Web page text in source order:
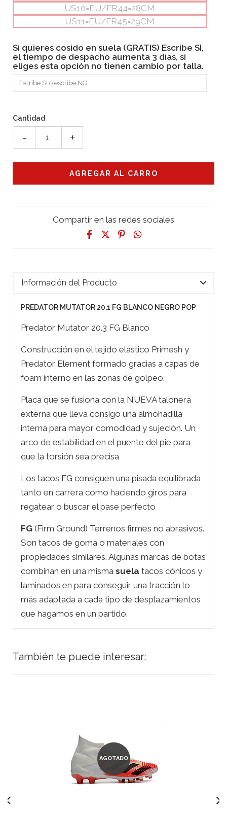
US10=EU/FR44=28CM
US11=EU/FR45=29CM
Si quieres cosido en suela (GRATIS) Escribe SI,
el tiempo de despacho aumenta 3 días, si
eliges esta opción no tienen cambio por talla.
Cantidad
- +
Compartir en las redes sociales
Información del Producto
PREDATOR MUTATOR 20.1 FG BLANCO NEGRO POP
Predator Mutator 20.3 FG Blanco
Construcción en el tejido elástico Primesh y
Predator Element formado gracias a capas de
foam interno en las zonas de golpeo.
Placa que se fusiona con la NUEVA talonera
externa que lleva consigo una almohadilla
interna para mayor comodidad y sujeción. Un
arco de estabilidad en el puente del pie para
que la torsión sea precisa
Los tacos FG consiguen una pisada equilibrada
tanto en carrera como haciendo giros para
regatear o buscar el pase perfecto
FG (Firm Ground) Terrenos firmes no abrasivos.
Son tacos de goma o materiales con
propiedades similares. Algunas marcas de botas
combinan en una misma suela tacos cónicos y
laminados en para conseguir una tracción lo
más adaptada a cada tipo de desplazamientos
que hagamos en un partido.
También te puede interesar:
AGOTADO